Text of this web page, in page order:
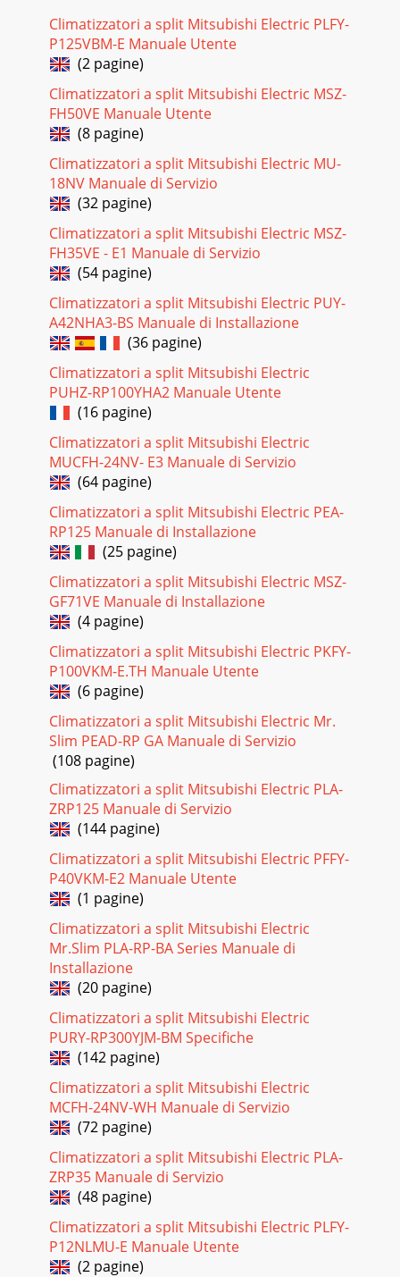
Pagina 17
3ON/OFFFANTOOWARMTOOCOOLVANEMODEECONO
COOL STOP STARTHR.MIN.WIDE VANELONGI
CLOCKMODEI FEELCOOLDRYFANON/OF
Pagina 18
3ON/OFFFANTOOWARMTOOCOOLVANEMODEECONO
COOL STOP STARTHR.MIN.WIDE VANELONGI
FEELCOOLHEATDRYAMPMCLOCKßCAMPMRESET
CLOCKMODEI FEELCOOLDRYFANON/OF
Pagina 19 - ÇA⁄RI MERKEZ‹ : 444 7 500
5FANVANEMODEECONO COOL STOP STARTHR.MIN.I
FEELCOOLDRYWIDE
VANELONGHEATON/
COOL STOP STARTHR.MIN.I FEE
Pagina 20 - SG79Y366H02
5FANVANEMODEECONO COOL STOP STARTHR.MIN.I
FEELCOOLDRYWIDE
VANELONGHEATON/
COOL STOP STARTHR.MIN.I FEE
Pagina 21
7ON/OFFFANTOOWARMTOOCOOLVANEMODEECONO
COOL STOP STARTHR.MIN.I
FEELCOOLDRYAMPMCLOCKAMPMWIDE
VANELONGHEATRESET CLOCKEKONOM‹K SO⁄UTMA
ÇALIﬁMA KO
Climatizzatori a split Mitsubishi Electric PLFY-
P125VBM-E Manuale Utente
(2 pagine)
Climatizzatori a split Mitsubishi Electric MSZ-
FH50VE Manuale Utente
(8 pagine)
Climatizzatori a split Mitsubishi Electric MU-
18NV Manuale di Servizio
(32 pagine)
Climatizzatori a split Mitsubishi Electric MSZ-
FH35VE - E1 Manuale di Servizio
(54 pagine)
Climatizzatori a split Mitsubishi Electric PUY-
A42NHA3-BS Manuale di Installazione
(36 pagine)
Climatizzatori a split Mitsubishi Electric
PUHZ-RP100YHA2 Manuale Utente
(16 pagine)
Climatizzatori a split Mitsubishi Electric
MUCFH-24NV- E3 Manuale di Servizio
(64 pagine)
Climatizzatori a split Mitsubishi Electric PEA-
RP125 Manuale di Installazione
(25 pagine)
Climatizzatori a split Mitsubishi Electric MSZ-
GF71VE Manuale di Installazione
(4 pagine)
Climatizzatori a split Mitsubishi Electric PKFY-
P100VKM-E.TH Manuale Utente
(6 pagine)
Climatizzatori a split Mitsubishi Electric Mr.
Slim PEAD-RP GA Manuale di Servizio
(108 pagine)
Climatizzatori a split Mitsubishi Electric PLA-
ZRP125 Manuale di Servizio
(144 pagine)
Climatizzatori a split Mitsubishi Electric PFFY-
P40VKM-E2 Manuale Utente
(1 pagine)
Climatizzatori a split Mitsubishi Electric
Mr.Slim PLA-RP-BA Series Manuale di
Installazione
(20 pagine)
Climatizzatori a split Mitsubishi Electric
PURY-RP300YJM-BM Specifiche
(142 pagine)
Climatizzatori a split Mitsubishi Electric
MCFH-24NV-WH Manuale di Servizio
(72 pagine)
Climatizzatori a split Mitsubishi Electric PLA-
ZRP35 Manuale di Servizio
(48 pagine)
Climatizzatori a split Mitsubishi Electric PLFY-
P12NLMU-E Manuale Utente
(2 pagine)